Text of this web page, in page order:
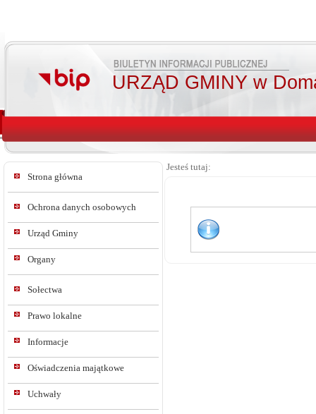
URZĄD GMINY w
Strona główna
Ochrona danych osobowych
Urząd Gminy
Organy
Sołectwa
Prawo lokalne
Informacje
Oświadczenia majątkowe
Uchwały
Jesteś tutaj: